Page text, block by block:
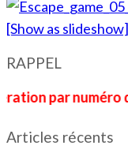
[Show as slideshow]
RAPPEL
numéro de
Articles récents